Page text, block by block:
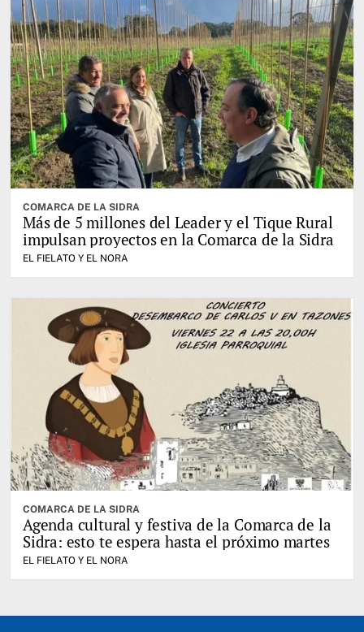
COMARCA DE LA SIDRA
Más de 5 millones del Leader y el Tique Rural
impulsan proyectos en la Comarca de la Sidra
EL FIELATO Y EL NORA
COMARCA DE LA SIDRA
Agenda cultural y festiva de la Comarca de la
Sidra: esto te espera hasta el próximo martes
EL FIELATO Y EL NORA